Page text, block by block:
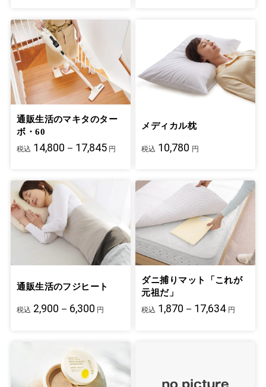
通販生活のマキタのター
ボ・60
税込 14,800－17,845 円
メディカル枕
税込 10,780 円
通販生活のフジヒート
税込 2,900－6,300 円
ダニ捕りマット「これが
元祖だ」
税込 1,870－17,634 円